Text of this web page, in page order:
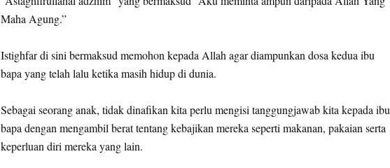
Maha Agung.”
Istighfar di sini bermaksud memohon kepada Allah agar diampunkan dosa kedua ibu
bapa yang telah lalu ketika masih hidup di dunia.
Sebagai seorang anak, tidak dinafikan kita perlu mengisi tanggungjawab kita kepada ibu
bapa dengan mengambil berat tentang kebajikan mereka seperti makanan, pakaian serta
keperluan diri mereka yang lain.